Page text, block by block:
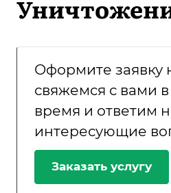
Оформите заявку
свяжемся с вами
время и ответим
интересующие
Заказать услугу